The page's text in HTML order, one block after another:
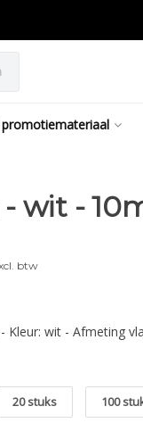
wit -
btw
Kleur: wit - Afmeting
20 stuks 100